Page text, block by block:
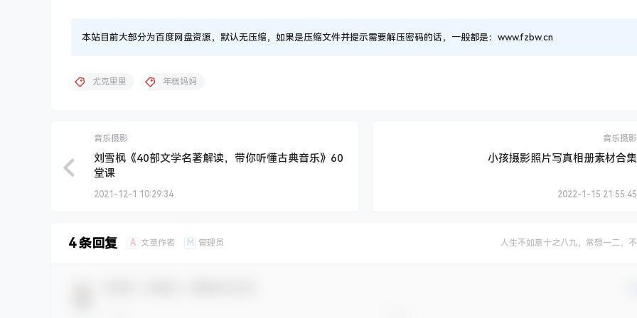
本站目前大部分为百度网盘资源，默认无压缩，如果是压缩文件并提示需要解压密码的话，一般都是：www.fzbw.cn
尤克里里 年糕妈妈
音乐摄影
刘雪枫《40部文学名著解读，带你听懂古典音乐》60
堂课
2021-12-1 10:29:34
音乐摄影
小孩摄影照片写真相册素材合集
2022-1-15 21:55:45
4 条回复 A 文章作者 M 管理员 人生不如意十之八九，常想一二，